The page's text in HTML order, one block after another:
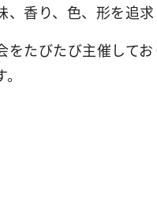
香り、色、形を追
をたびたび主催して